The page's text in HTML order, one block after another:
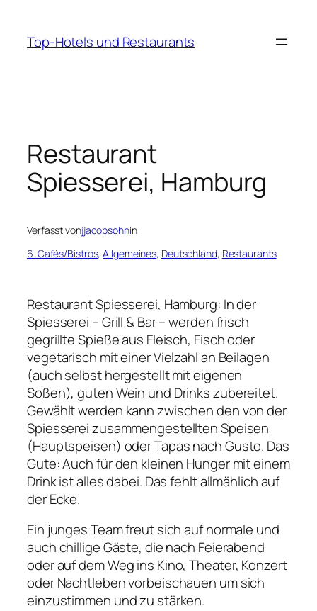
springen
Top-Hotels und Restaurants
Restaurant
Spiesserei, Hamburg
Verfasst vonjjacobsohnin
6. Cafés/Bistros, Allgemeines, Deutschland, Restaurants
Restaurant Spiesserei, Hamburg: In der
Spiesserei – Grill & Bar – werden frisch
gegrillte Spieße aus Fleisch, Fisch oder
vegetarisch mit einer Vielzahl an Beilagen
(auch selbst hergestellt mit eigenen
Soßen), guten Wein und Drinks zubereitet.
Gewählt werden kann zwischen den von der
Spiesserei zusammengestellten Speisen
(Hauptspeisen) oder Tapas nach Gusto. Das
Gute: Auch für den kleinen Hunger mit einem
Drink ist alles dabei. Das fehlt allmählich auf
der Ecke.
Ein junges Team freut sich auf normale und
auch chillige Gäste, die nach Feierabend
oder auf dem Weg ins Kino, Theater, Konzert
oder Nachtleben vorbeischauen um sich
einzustimmen und zu stärken.